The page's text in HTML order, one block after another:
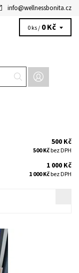
info@wellnessbonita.cz
0 ks / 0 Kč
500 Kč
500 Kčbez DPH
1 000 Kč
1 000 Kčbez DPH